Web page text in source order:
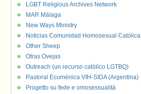
LGBT Religious Archives Network
MAR Málaga
New Ways Ministry
Noticias Comunidad Homosexual Católica
Other Sheep
Otras Ovejas
Outreach (un recurso católico LGTBQ)
Pastoral Ecuménica VIH-SIDA (Argentina)
Progetto su fede e omosessualità